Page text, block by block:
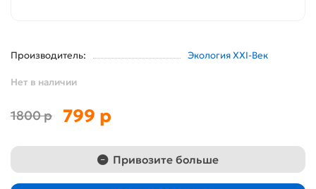
Производитель: Экология XXI-Век
Нет в наличии
1800 р 799 р
Привозите больше